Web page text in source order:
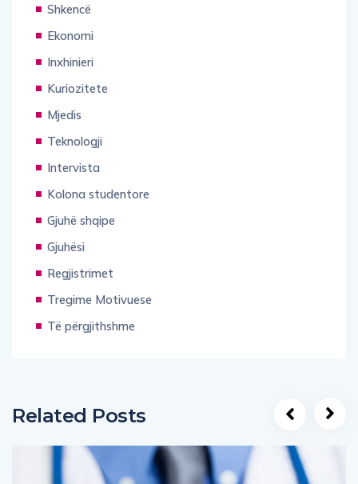
Shkencë
Ekonomi
Inxhinieri
Kuriozitete
Mjedis
Teknologji
Intervista
Kolona studentore
Gjuhë shqipe
Gjuhësi
Regjistrimet
Tregime Motivuese
Të përgjithshme
Related Posts